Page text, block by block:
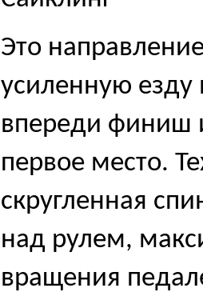
Это
усиленную езду
впереди финиш
первое место.
скругленная
над рулем,
вращения